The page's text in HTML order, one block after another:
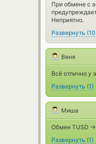
При обмене с
Неприятно.
Развернуть (10
Веня
Всё отлично у
Развернуть (1)
Миша
Обмен TUSD -
Развернуть (1)